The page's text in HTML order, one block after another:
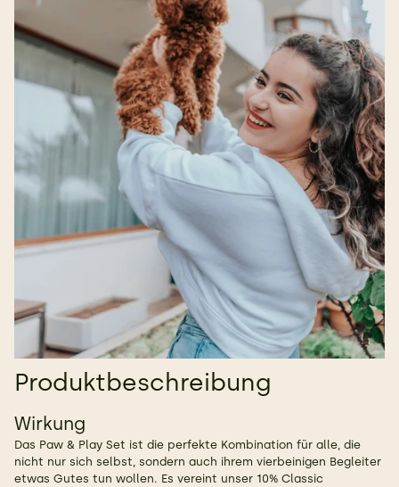
Produktbeschreibung
Wirkung
Das Paw & Play Set ist die perfekte Kombination für alle, die
nicht nur sich selbst, sondern auch ihrem vierbeinigen Begleiter
etwas Gutes tun wollen. Es vereint unser 10% Classic